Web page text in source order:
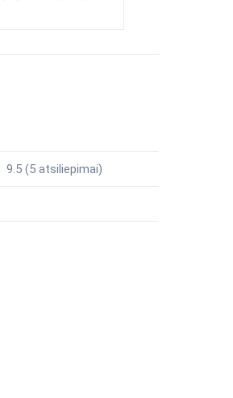
9.5 (5 atsiliepimai)